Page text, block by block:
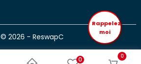
0 0
© 2026 - ReswapC
Rappelez
moi